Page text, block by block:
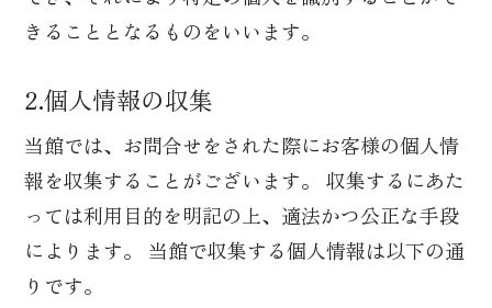
きることとなるものをいいます。
2.個人情報の収集
当館では、お問合せをされた際にお客様の個人情
報を収集することがございます。 収集するにあた
っては利用目的を明記の上、適法かつ公正な手段
によります。 当館で収集する個人情報は以下の通
りです。